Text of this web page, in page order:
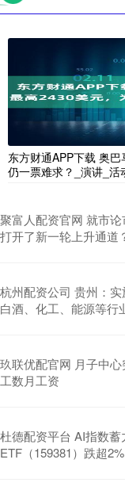
东方财通APP下载 奥
仍一票难求？_演讲_活
聚富人配资官网 就市
打开了新一轮上升通道
杭州配资公司 贵州：实
白酒、化工、能源等行
玖联优配官网 月子中心
工数月工资
杜德配资平台 AI指数
ETF（159381）跌超